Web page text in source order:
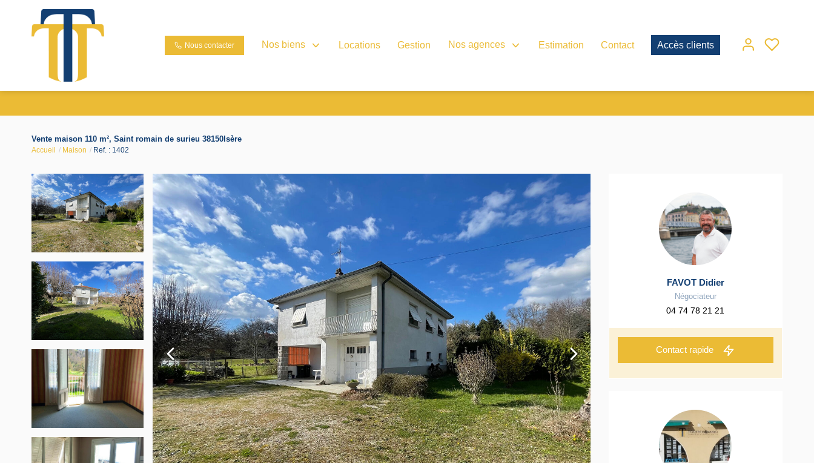
Nous contacter Nos biens Locations Gestion Nos agences Estimation Contact Accès clients
Vente maison 110 m², Saint romain de surieu 38150Isère
Accueil Maison Ref. : 1402
FAVOT Didier
Négociateur
04 74 78 21 21
Contact rapide